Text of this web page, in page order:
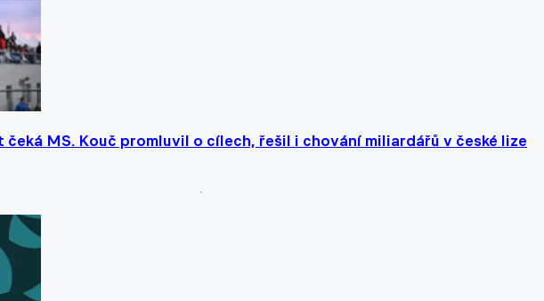
MS. Kouč promluvil o cílech, řešil i chování miliardářů v české lize